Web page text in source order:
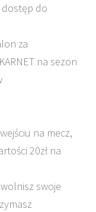
dostęp do
za
na sezon
na mecz,
20zł na
swoje